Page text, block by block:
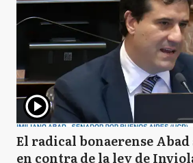
El radical bonaerense
en contra de la ley de